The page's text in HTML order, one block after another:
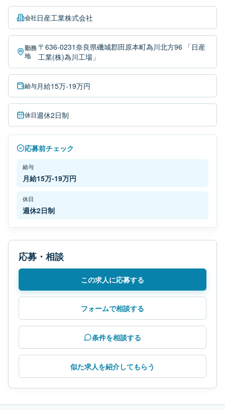
会社日産工業株式会社
勤務
地
〒636-0231奈良県磯城郡田原本町為川北方96 「日産
工業(株)為川工場」
給与月給15万-19万円
休日週休2日制
応募前チェック
給与
月給15万-19万円
休日
週休2日制
応募・相談
この求人に応募する
フォームで相談する
条件を相談する
似た求人を紹介してもらう